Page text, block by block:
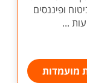
ופיננסים
...
מועמדות